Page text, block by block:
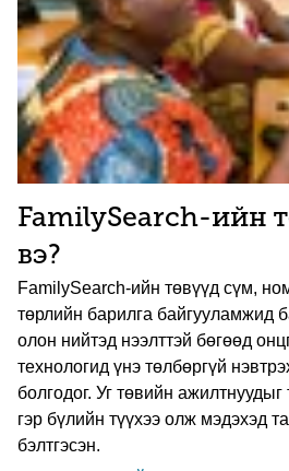
FamilySearch-ийн
вэ?
FamilySearch-ийн төвүүд сүм,
төрлийн барилга байгууламжид
олон нийтэд нээлттэй бөгөөд
технологид үнэ төлбөргүй
болгодог. Уг төвийн
гэр бүлийн түүхээ олж мэдэхэд
бэлтгэсэн.